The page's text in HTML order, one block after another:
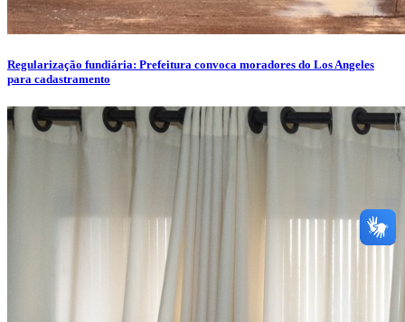
Regularização fundiária: Prefeitura convoca moradores do Los Angeles
para cadastramento